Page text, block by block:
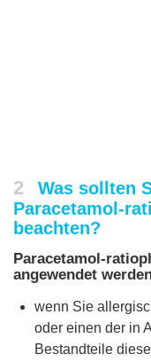
2
Was sollten
Paracetamol-
beachten?
Paracetamol-
angewendet
wenn Sie
oder einen der in
Bestandteile